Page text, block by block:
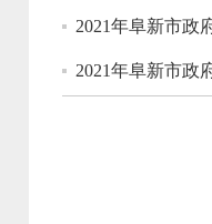
2021年阜新市政
2021年阜新市政